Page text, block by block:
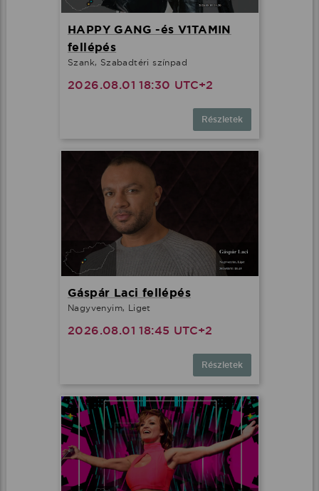
HAPPY GANG -és V1TAMIN
fellépés
Szank, Szabadtéri színpad
2026.08.01 18:30 UTC+2
Részletek
Gáspár Laci fellépés
Nagyvenyim, Liget
2026.08.01 18:45 UTC+2
Részletek